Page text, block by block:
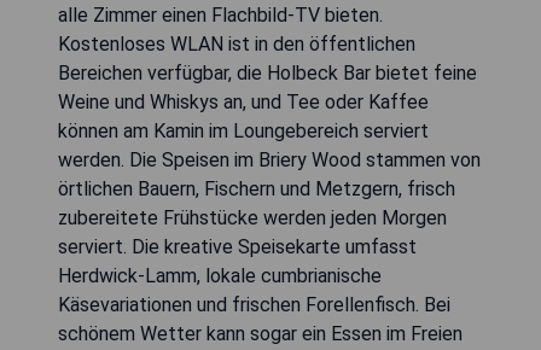
alle Zimmer einen Flachbild-TV bieten.
Kostenloses WLAN ist in den öffentlichen
Bereichen verfügbar, die Holbeck Bar bietet feine
Weine und Whiskys an, und Tee oder Kaffee
können am Kamin im Loungebereich serviert
werden. Die Speisen im Briery Wood stammen von
örtlichen Bauern, Fischern und Metzgern, frisch
zubereitete Frühstücke werden jeden Morgen
serviert. Die kreative Speisekarte umfasst
Herdwick-Lamm, lokale cumbrianische
Käsevariationen und frischen Forellenfisch. Bei
schönem Wetter kann sogar ein Essen im Freien